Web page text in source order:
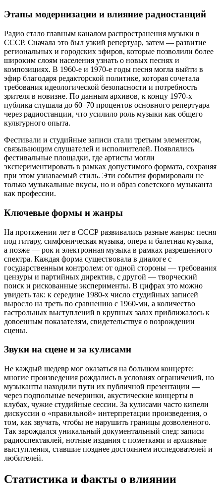
Этапы модернизации и влияние радиостанций
Радио стало главным каналом распространения музыки в
СССР. Сначала это был узкий репертуар, затем — развитие
региональных и городских эфиров, которые позволили более
широким слоям населения узнать о новых песнях и
композициях. В 1960‑е и 1970‑е годы песня могла выйти в
эфир благодаря редакторской политике, которая сочетала
требования идеологической безопасности и потребность
зрителя в новизне. По данным архивов, к концу 1970‑х
публика слушала до 60–70 процентов основного репертуара
через радиостанции, что усилило роль музыки как общего
культурного опыта.
Фестивали и студийные записи стали третьим элементом,
связывающим слушателей и исполнителей. Появлялись
фестивальные площадки, где артисты могли
экспериментировать в рамках допустимого формата, сохраняя
при этом узнаваемый стиль. Эти события формировали не
только музыкальные вкусы, но и образ советского музыканта
как профессии.
Ключевые формы и жанры
На протяжении лет в СССР развивались разные жанры: песня
под гитару, симфоническая музыка, опера и балетная музыка,
а позже — рок и электронная музыка в рамках разрешенного
спектра. Каждая форма существовала в диалоге с
государственным контролем: от одной стороны — требования
цензуры и партийных директив, с другой — творческий
поиск и рискованные эксперименты. В цифрах это можно
увидеть так: к середине 1980‑х число студийных записей
выросло на треть по сравнению с 1960‑ми, а количество
гастрольных выступлений в крупных залах приближалось к
довоенным показателям, свидетельствуя о возрождении
сцены.
Звуки на сцене и за кулисами
Не каждый шедевр мог оказаться на большом концерте:
многие произведения рождались в условиях ограничений, но
музыканты находили пути их публичной презентации —
через подпольные вечеринки, акустические концерты в
клубах, чужие студийные сессии. За кулисами часто кипели
дискуссии о «правильной» интерпретации произведения, о
том, как звучать, чтобы не нарушить границы дозволенного.
Так зарождался уникальный документальный след: записи
радиоспектаклей, нотные издания с пометками и архивные
выступления, ставшие позднее достоянием исследователей и
любителей.
Статистика и факты о влиянии